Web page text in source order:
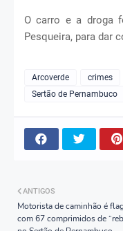
O carro e a droga
Pesqueira, para dar
Arcoverde crimes
Sertão de Pernambuco
ANTIGOS
Motorista de caminhão é
com 67 comprimidos de